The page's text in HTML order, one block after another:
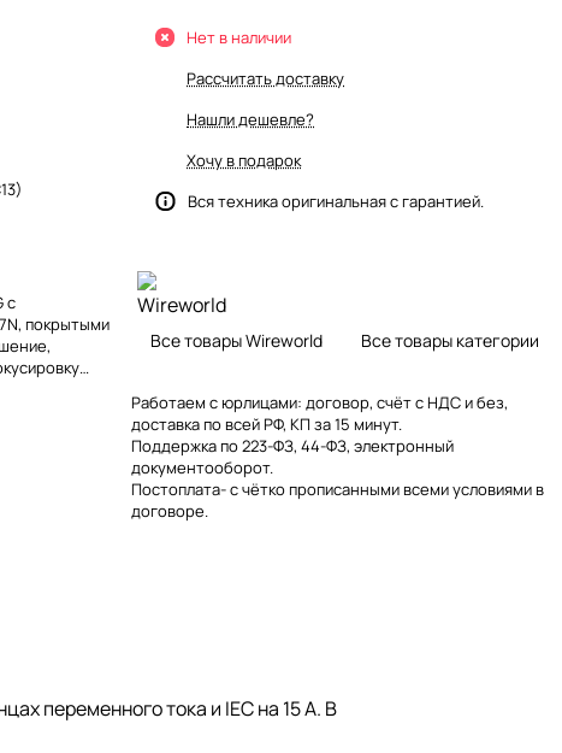
с
покрытыми
Нет в наличии
Рассчитать доставку
Нашли дешевле?
Хочу в подарок
Вся техника оригинальная с гарантией.
Все товары Wireworld Все товары категории
Работаем с юрлицами: договор, счёт с НДС и без,
доставка по всей РФ, КП за 15 минут.
Поддержка по 223-ФЗ, 44-ФЗ, электронный
документооборот.
Постоплата- с чётко прописанными всеми условиями в
договоре.
переменного тока и IEC на 15 А. В